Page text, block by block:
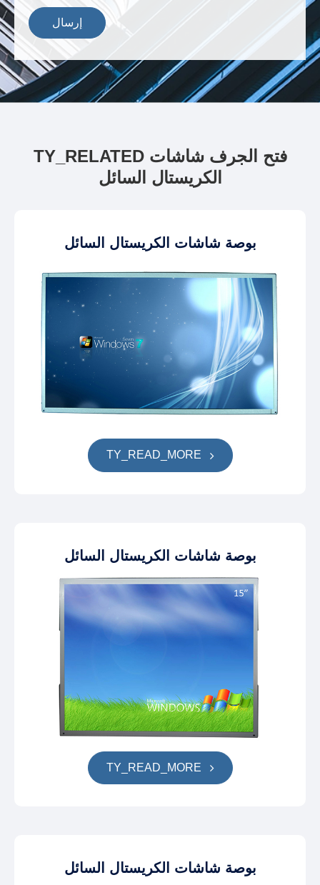
إرسال
TY_RELATED فتح الجرف شاشات
الكريستال السائل
بوصة شاشات الكريستال السائل
TY_READ_MORE
بوصة شاشات الكريستال السائل
TY_READ_MORE
بوصة شاشات الكريستال السائل